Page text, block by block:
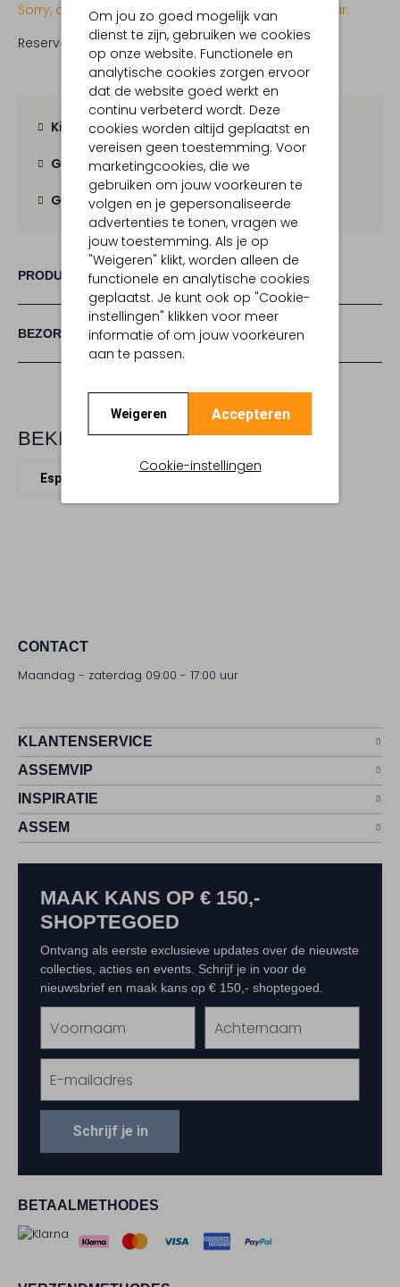
Om jou zo goed mogelijk van
dienst te zijn, gebruiken we cookies
op onze website. Functionele en
analytische cookies zorgen ervoor
dat de website goed werkt en
continu verbeterd wordt. Deze
cookies worden altijd geplaatst en
vereisen geen toestemming. Voor
marketingcookies, die we
gebruiken om jouw voorkeuren te
volgen en je gepersonaliseerde
advertenties te tonen, vragen we
jouw toestemming. Als je op
"Weigeren" klikt, worden alleen de
functionele en analytische cookies
geplaatst. Je kunt ook op "Cookie-
instellingen" klikken voor meer
informatie of om jouw voorkeuren
aan te passen.
Weigeren Accepteren
Cookie-instellingen
Sorry, dit item is momenteel (nog) niet beschikbaar.
Reserveer direct in een van onze 19 boutiques
Kies zelf je bezorgmoment
Gratis verzendingvanaf € 100,-
Gratis retourbinnen 30 dagen
PRODUCT INFORMATIE
BEZORGEN & RETOURNEREN
BEKIJK MEER
Espadrilles
CONTACT
Maandag - zaterdag 09:00 - 17:00 uur
KLANTENSERVICE
ASSEMVIP
INSPIRATIE
ASSEM
BETAALMETHODES
MAAK KANS OP € 150,-
SHOPTEGOED
Ontvang als eerste exclusieve updates over de nieuwste
collecties, acties en events. Schrijf je in voor de
nieuwsbrief en maak kans op € 150,- shoptegoed.
Schrijf je in